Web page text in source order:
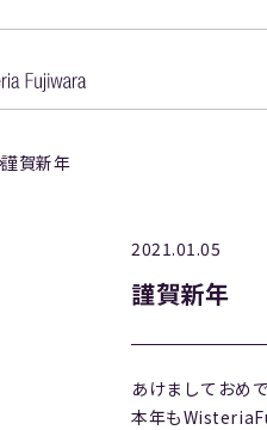
謹賀新年
2021.01.05
謹賀新年
あけましておめ
本年も